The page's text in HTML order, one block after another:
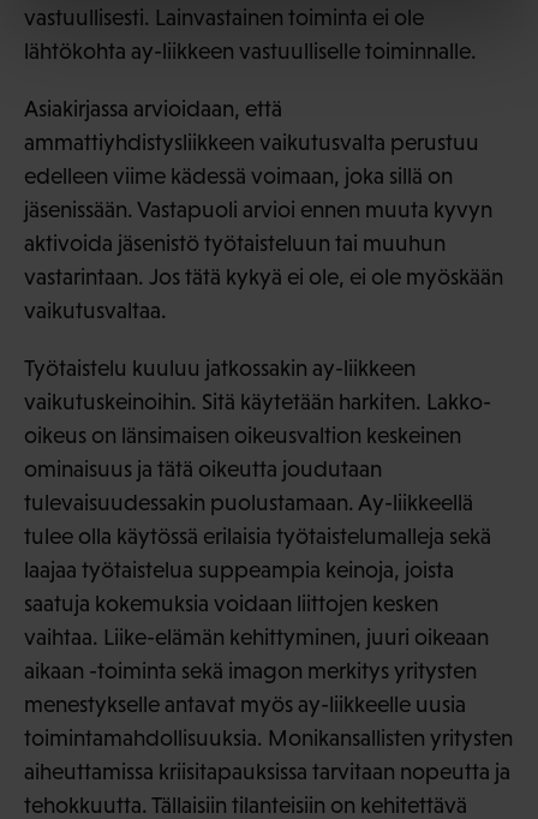
vastuullisesti. Lainvastainen toiminta ei ole
lähtökohta ay-liikkeen vastuulliselle toiminnalle.
Asiakirjassa arvioidaan, että
ammattiyhdistysliikkeen vaikutusvalta perustuu
edelleen viime kädessä voimaan, joka sillä on
jäsenissään. Vastapuoli arvioi ennen muuta kyvyn
aktivoida jäsenistö työtaisteluun tai muuhun
vastarintaan. Jos tätä kykyä ei ole, ei ole myöskään
vaikutusvaltaa.
Työtaistelu kuuluu jatkossakin ay-liikkeen
vaikutuskeinoihin. Sitä käytetään harkiten. Lakko-
oikeus on länsimaisen oikeusvaltion keskeinen
ominaisuus ja tätä oikeutta joudutaan
tulevaisuudessakin puolustamaan. Ay-liikkeellä
tulee olla käytössä erilaisia työtaistelumalleja sekä
laajaa työtaistelua suppeampia keinoja, joista
saatuja kokemuksia voidaan liittojen kesken
vaihtaa. Liike-elämän kehittyminen, juuri oikeaan
aikaan -toiminta sekä imagon merkitys yritysten
menestykselle antavat myös ay-liikkeelle uusia
toimintamahdollisuuksia. Monikansallisten yritysten
aiheuttamissa kriisitapauksissa tarvitaan nopeutta ja
tehokkuutta. Tällaisiin tilanteisiin on kehitettävä